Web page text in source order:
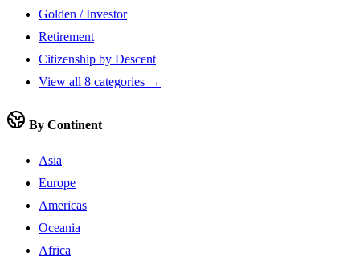
Golden / Investor
Retirement
Citizenship by Descent
View all 8 categories →
By Continent
Asia
Europe
Americas
Oceania
Africa